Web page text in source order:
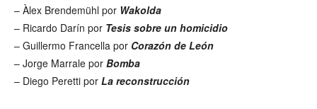
– Àlex Brendemühl por Wakolda
– Ricardo Darín por Tesis sobre un homicidio
– Guillermo Francella por Corazón de León
– Jorge Marrale por Bomba
– Diego Peretti por La reconstrucción